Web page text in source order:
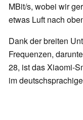
MBit/s, wobei wir
etwas Luft nach
Dank der breiten
Frequenzen,
28, ist das Xiaomi-
im